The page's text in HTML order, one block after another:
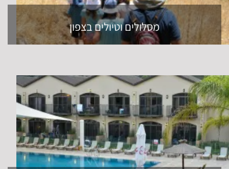
מסלולים וטיולים בצפון